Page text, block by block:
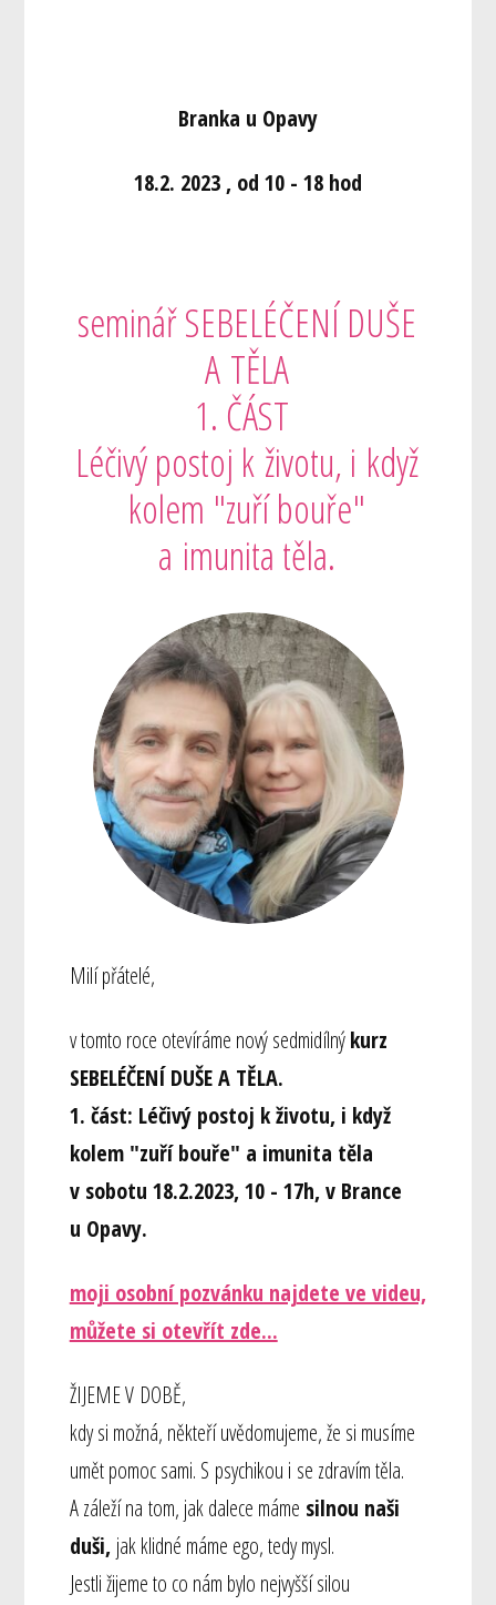
Branka u Opavy
18.2. 2023 , od 10 - 18 hod
seminář SEBELÉČENÍ DUŠE
A TĚLA
1. ČÁST
Léčivý postoj k životu, i když
kolem "zuří bouře"
a imunita těla.
Milí přátelé,
v tomto roce otevíráme nový sedmidílnýkurz
SEBELÉČENÍ DUŠE A TĚLA.
1. část: Léčivý postoj k životu, i když
kolem "zuří bouře" a imunita těla
v sobotu 18.2.2023, 10 - 17h, v Brance
u Opavy.
moji osobní pozvánku najdete ve videu,
můžete si otevřít zde...
ŽIJEME V DOBĚ,
kdy si možná, někteří uvědomujeme, že si musíme
umět pomoc sami. S psychikou i se zdravím těla.
A záleží na tom, jak dalece máme silnou naši
duši, jak klidné máme ego, tedy mysl.
Jestli žijeme to co nám bylo nejvyšší silou